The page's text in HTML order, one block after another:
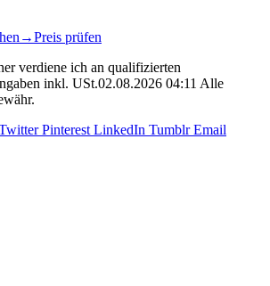
→Preis prüfen
verdiene ich an qualifizierten
inkl. USt.02.08.2026 04:11 Alle
Pinterest LinkedIn Tumblr Email